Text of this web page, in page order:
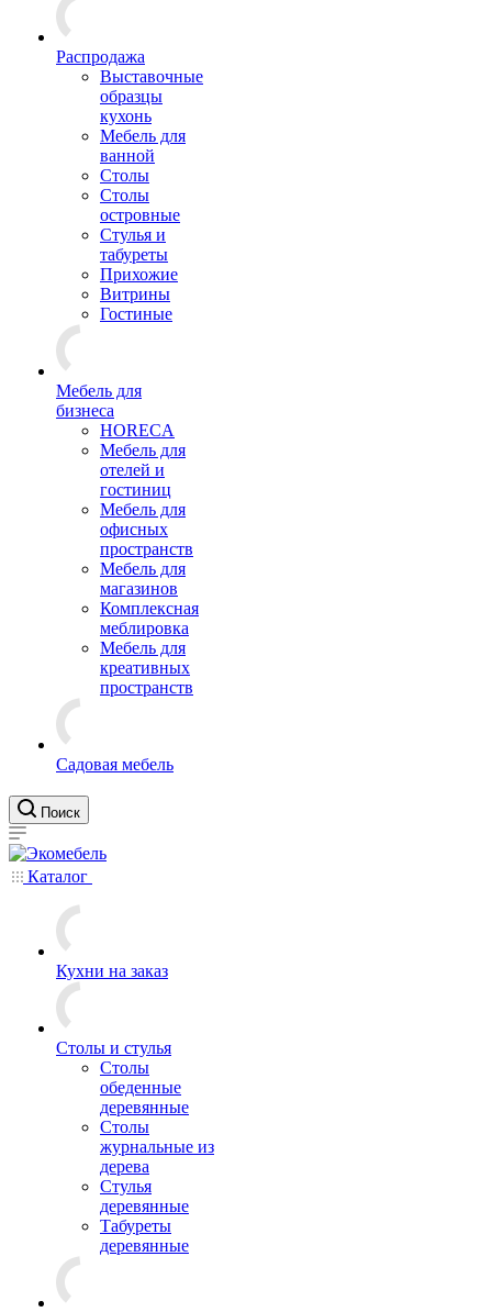
Распродажа
Выставочные
образцы
кухонь
Мебель для
ванной
Столы
Столы
островные
Стулья и
табуреты
Прихожие
Витрины
Гостиные
Мебель для
бизнеса
HORECA
Мебель для
отелей и
гостиниц
Мебель для
офисных
пространств
Мебель для
магазинов
Комплексная
меблировка
Мебель для
креативных
пространств
Садовая мебель
Поиск
Каталог
Кухни на заказ
Столы и стулья
Столы
обеденные
деревянные
Столы
журнальные из
дерева
Стулья
деревянные
Табуреты
деревянные